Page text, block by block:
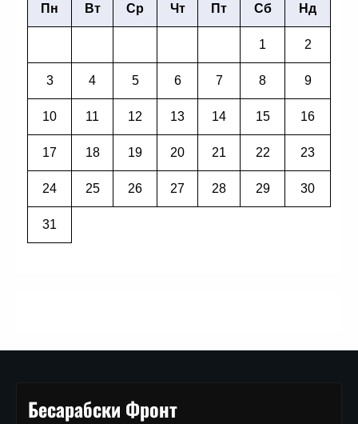
Пн Вт Ср Чт Пт Сб Нд
1 2
3 4 5 6 7 8 9
10 11 12 13 14 15 16
17 18 19 20 21 22 23
24 25 26 27 28 29 30
31
Бесарабски Фронт